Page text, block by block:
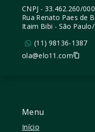
Menu
Início
CNPJ - 33.462.260/
Rua Renato Paes de
Itaim Bibi - São
(11) 98136-1387
ola@elo11.com